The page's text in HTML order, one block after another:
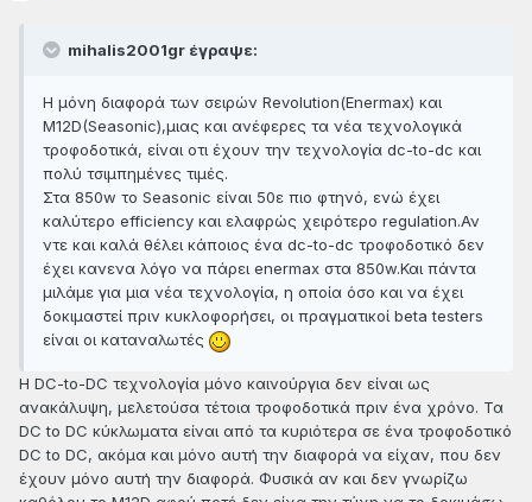
mihalis2001gr έγραψε:
Η μόνη διαφορά των σειρών Revolution(Enermax) και
M12D(Seasonic),μιας και ανέφερες τα νέα τεχνολογικά
τροφοδοτικά, είναι οτι έχουν την τεχνολογία dc-to-dc και
πολύ τσιμπημένες τιμές.
Στα 850w το Seasonic είναι 50ε πιο φτηνό, ενώ έχει
καλύτερο efficiency και ελαφρώς χειρότερο regulation.Αν
ντε και καλά θέλει κάποιος ένα dc-to-dc τροφοδοτικό δεν
έχει κανενα λόγο να πάρει enermax στα 850w.Και πάντα
μιλάμε για μια νέα τεχνολογία, η οποία όσο και να έχει
δοκιμαστεί πριν κυκλοφορήσει, οι πραγματικοί beta testers
είναι οι καταναλωτές
H DC-to-DC τεχνολογία μόνο καινούργια δεν είναι ως
ανακάλυψη, μελετούσα τέτοια τροφοδοτικά πριν ένα χρόνο. Τα
DC to DC κύκλωματα είναι από τα κυριότερα σε ένα τροφοδοτικό
DC to DC, ακόμα και μόνο αυτή την διαφορά να είχαν, που δεν
έχουν μόνο αυτή την διαφορά. Φυσικά αν και δεν γνωρίζω